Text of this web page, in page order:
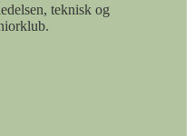
teknisk og